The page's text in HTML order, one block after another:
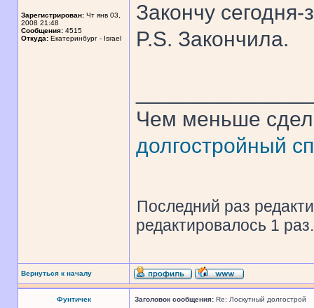
Зарегистрирован: Чт янв 03,
2008 21:48
Сообщения: 4515
Откуда: Екатеринбург - Israel
Закончу сегодня-
P.S. Закончила.
Чем меньше
долгостройный
Последний раз
редактировалось 1 раз.
Вернуться к началу
Фунтичек Заголовок сообщения: Re: Лоскутный долгострой